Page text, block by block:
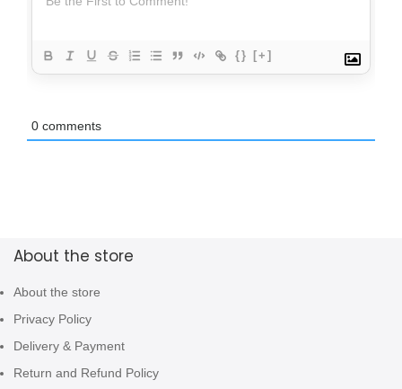
{} [+]
0 comments
About the store
About the store
Privacy Policy
Delivery & Payment
Return and Refund Policy